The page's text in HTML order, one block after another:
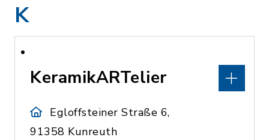
K
KeramikARTelier
Egloffsteiner Straße 6,
91358 Kunreuth